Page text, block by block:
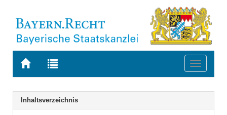
Zur
BAYERN.RECHT
Zur
letzten
Suche
Toggle
Navigation
Inhaltsverzeichnis